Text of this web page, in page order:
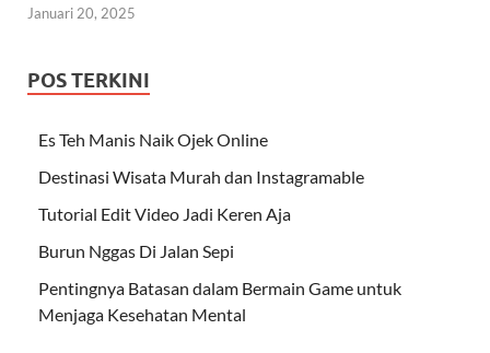
Januari 20, 2025
POS TERKINI
Es Teh Manis Naik Ojek Online
Destinasi Wisata Murah dan Instagramable
Tutorial Edit Video Jadi Keren Aja
Burun Nggas Di Jalan Sepi
Pentingnya Batasan dalam Bermain Game untuk
Menjaga Kesehatan Mental